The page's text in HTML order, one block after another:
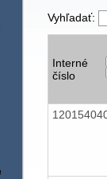
Vyhľadať:
Interné
číslo